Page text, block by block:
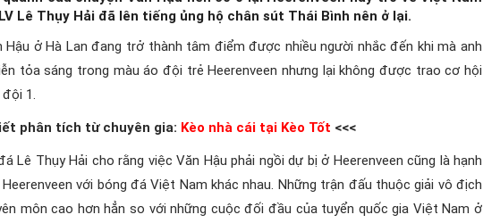
Lê Thụy Hải đã lên tiếng ủng hộ chân sút Thái Bình nên ở lại.
Hậu ở Hà Lan đang trở thành tâm điểm được nhiều người nhắc đến khi mà anh
tỏa sáng trong màu áo đội trẻ Heerenveen nhưng lại không được trao cơ hội
1.
phân tích từ chuyên gia: Kèo nhà cái tại Kèo Tốt <<<
Lê Thụy Hải cho rằng việc Văn Hậu phải ngồi dự bị ở Heerenveen cũng là hạnh
với bóng đá Việt Nam khác nhau. Những trận đấu thuộc giải vô địch
môn cao hơn hẳn so với những cuộc đối đầu của tuyển quốc gia Việt Nam ở